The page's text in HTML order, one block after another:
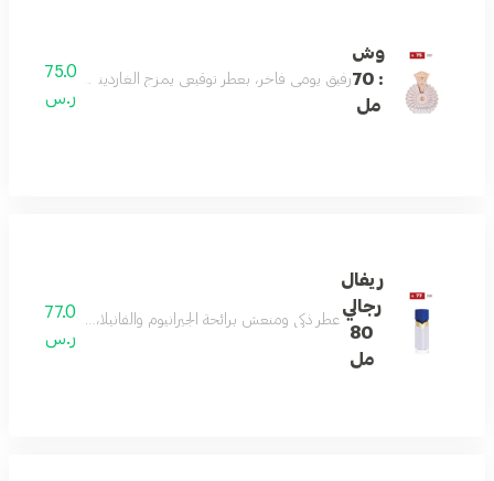
وش
: 70
مل
رفيق يومي فاخر، بعطر توقيعي يمزج الغاردينيا واليوسفي
75.0
ر.س
ريفال
رجالي
80
مل
عطر ذكي ومنعش برائحة الجيرانيوم والفانيلا، مع
77.0
ر.س